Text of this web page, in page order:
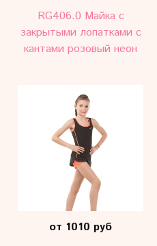
RG406.0 Майка c
закрытыми лопатками с
кантами розовый неон
от 1010 руб